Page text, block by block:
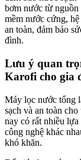
bơm nước từ nguồn
mềm nước cứng,
an toàn, đảm bảo
đình.
Lưu ý quan
Karofi cho gia
Máy lọc nước tổng
sạch và an toàn
nay có rất nhiều
công nghệ khác
khó khăn.